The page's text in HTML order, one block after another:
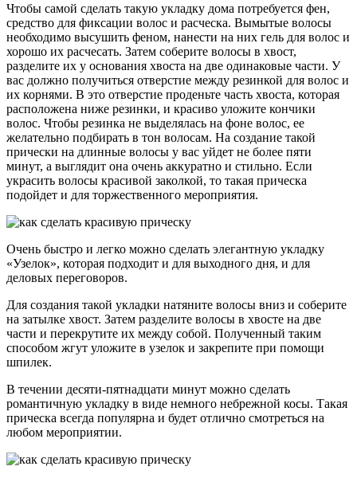
Чтобы самой сделать такую укладку дома потребуется фен,
средство для фиксации волос и расческа. Вымытые волосы
необходимо высушить феном, нанести на них гель для волос и
хорошо их расчесать. Затем соберите волосы в хвост,
разделите их у основания хвоста на две одинаковые части. У
вас должно получиться отверстие между резинкой для волос и
их корнями. В это отверстие проденьте часть хвоста, которая
расположена ниже резинки, и красиво уложите кончики
волос. Чтобы резинка не выделялась на фоне волос, ее
желательно подбирать в тон волосам. На создание такой
прически на длинные волосы у вас уйдет не более пяти
минут, а выглядит она очень аккуратно и стильно. Если
украсить волосы красивой заколкой, то такая прическа
подойдет и для торжественного мероприятия.
Очень быстро и легко можно сделать элегантную укладку
«Узелок», которая подходит и для выходного дня, и для
деловых переговоров.
Для создания такой укладки натяните волосы вниз и соберите
на затылке хвост. Затем разделите волосы в хвосте на две
части и перекрутите их между собой. Полученный таким
способом жгут уложите в узелок и закрепите при помощи
шпилек.
В течении десяти-пятнадцати минут можно сделать
романтичную укладку в виде немного небрежной косы. Такая
прическа всегда популярна и будет отлично смотреться на
любом мероприятии.